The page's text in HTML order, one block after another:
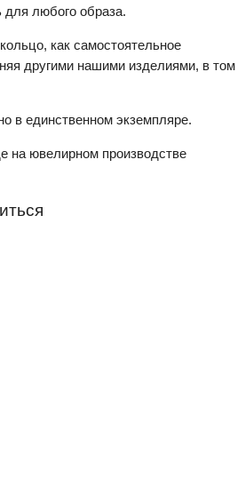
любого образа.
как самостоятельное
другими нашими изделиями, в том
в единственном экземпляре.
на ювелирном производстве